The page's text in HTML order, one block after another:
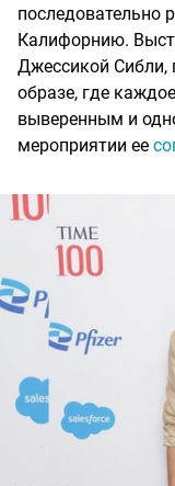
последовательно
Калифорнию.
Джессикой Сибли,
образе, где
выверенным и
мероприятии ее